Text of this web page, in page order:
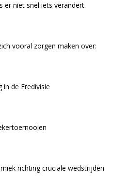
er niet snel iets verandert.
vooral zorgen maken over:
in de Eredivisie
richting cruciale wedstrijden